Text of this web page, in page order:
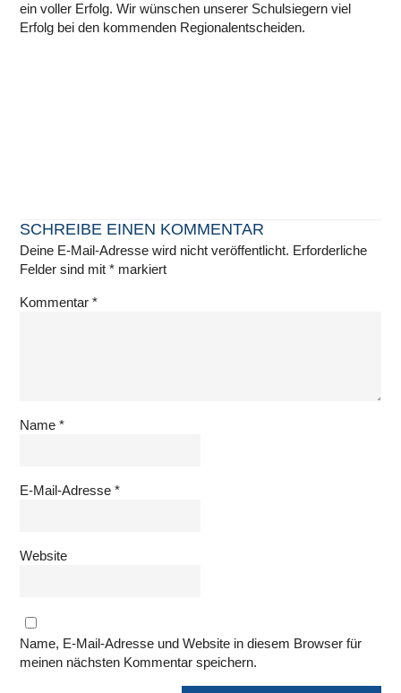
ein voller Erfolg. Wir wünschen unserer Schulsiegern viel
Erfolg bei den kommenden Regionalentscheiden.
SCHREIBE EINEN KOMMENTAR
Deine E-Mail-Adresse wird nicht veröffentlicht. Erforderliche
Felder sind mit* markiert
Kommentar*
Name*
E-Mail-Adresse*
Website
Name, E-Mail-Adresse und Website in diesem Browser für
meinen nächsten Kommentar speichern.